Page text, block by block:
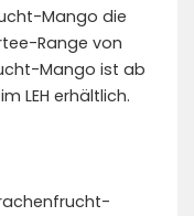
Mango die
Range von
Mango ist ab
LEH erhältlich.